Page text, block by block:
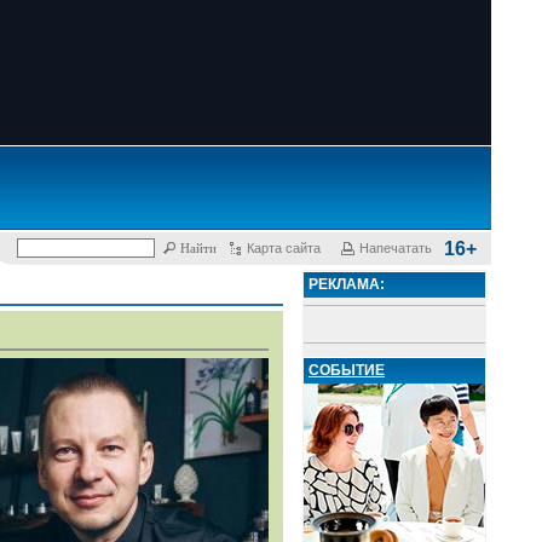
Карта сайта Напечатать 16+
РЕКЛАМА:
СОБЫТИЕ